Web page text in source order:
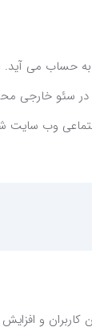
به حساب می
در سئو خارجی
وب سایت
و